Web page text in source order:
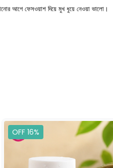
আগে ফেসওয়াশ দিয়ে মুখ ধুয়ে নেওয়া ভালো।
OFF 16%